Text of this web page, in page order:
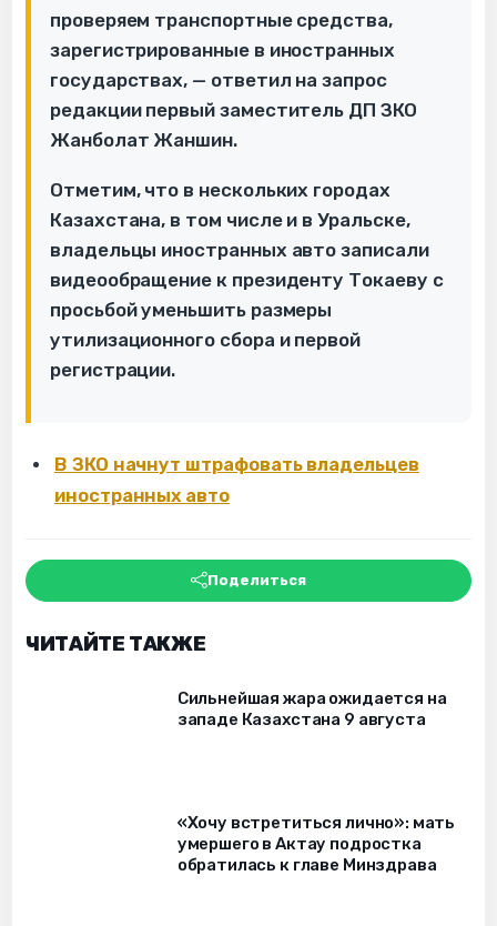
проверяем транспортные средства,
зарегистрированные в иностранных
государствах, — ответил на запрос
редакции первый заместитель ДП ЗКО
Жанболат Жаншин.
Отметим, что в нескольких городах
Казахстана, в том числе и в Уральске,
владельцы иностранных авто записали
видеообращение к президенту Токаеву с
просьбой уменьшить размеры
утилизационного сбора и первой
регистрации.
В ЗКО начнут штрафовать владельцев
иностранных авто
Поделиться
ЧИТАЙТЕ ТАКЖЕ
Сильнейшая жара ожидается на
западе Казахстана 9 августа
«Хочу встретиться лично»: мать
умершего в Актау подростка
обратилась к главе Минздрава